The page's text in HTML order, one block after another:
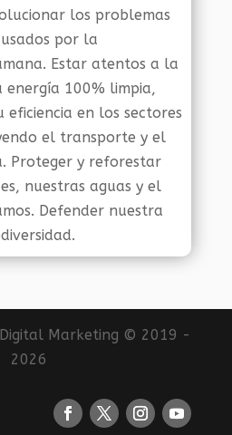
los problemas
por la
Estar atentos a la
energía 100% limpia,
eficiencia en los sectores
el transporte y el
Proteger y reforestar
nuestras aguas y el
Defender nuestra
Digital Marketing © 2019 -
2026